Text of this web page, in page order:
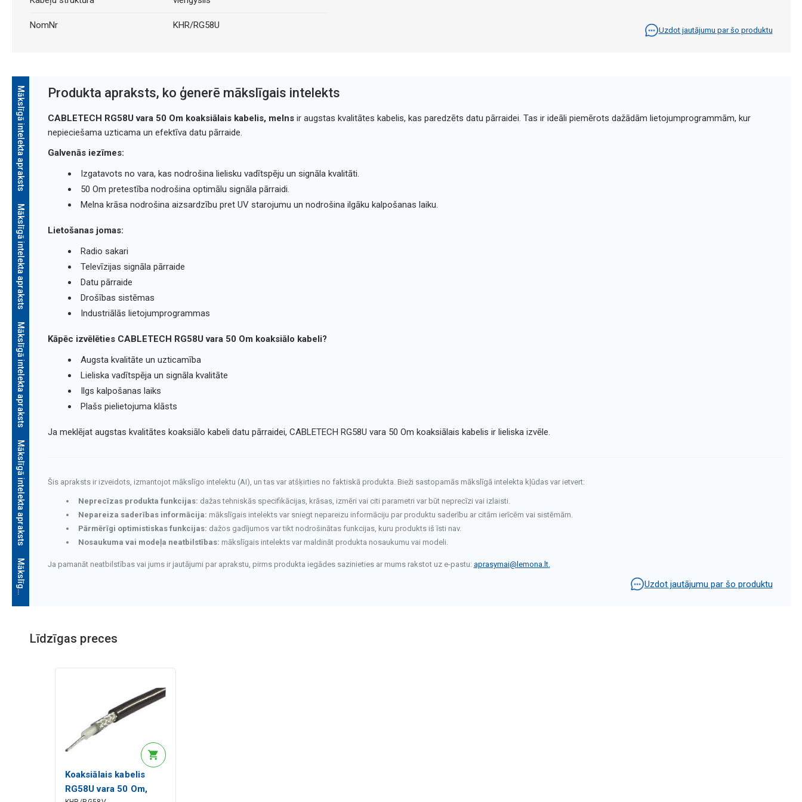
NomNr KHR/RG58U Uzdot jautājumu par šo produktu
Mākslīgā intelekta apraksts
Mākslīgā intelekta apraksts
Mākslīgā intelekta apraksts
Mākslīgā intelekta apraksts
M
ā
k
s
l
ī
g
ā
i
n
t
e
l
e
k
t
a
a
p
r
a
k
s
t
s
Produkta apraksts, ko ģenerē mākslīgais intelekts
CABLETECH RG58U vara 50 Om koaksiālais kabelis, melnsir augstas kvalitātes kabelis, kas paredzēts datu pārraidei. Tas ir ideāli piemērots dažādām lietojumprogrammām, kur
nepieciešama uzticama un efektīva datu pārraide.
Galvenās iezīmes:
Izgatavots no vara, kas nodrošina lielisku vadītspēju un signāla kvalitāti.
50 Om pretestība nodrošina optimālu signāla pārraidi.
Melna krāsa nodrošina aizsardzību pret UV starojumu un nodrošina ilgāku kalpošanas laiku.
Lietošanas jomas:
Radio sakari
Televīzijas signāla pārraide
Datu pārraide
Drošības sistēmas
Industriālās lietojumprogrammas
Kāpēc izvēlēties CABLETECH RG58U vara 50 Om koaksiālo kabeli?
Augsta kvalitāte un uzticamība
Lieliska vadītspēja un signāla kvalitāte
Ilgs kalpošanas laiks
Plašs pielietojuma klāsts
Ja meklējat augstas kvalitātes koaksiālo kabeli datu pārraidei, CABLETECH RG58U vara 50 Om koaksiālais kabelis ir lieliska izvēle.
Šis apraksts ir izveidots, izmantojot mākslīgo intelektu (AI), un tas var atšķirties no faktiskā produkta. Bieži sastopamās mākslīgā intelekta kļūdas var ietvert:
Neprecīzas produkta funkcijas: dažas tehniskās specifikācijas, krāsas, izmēri vai citi parametri var būt neprecīzi vai izlaisti.
Nepareiza saderības informācija: mākslīgais intelekts var sniegt nepareizu informāciju par produktu saderību ar citām ierīcēm vai sistēmām.
Pārmērīgi optimistiskas funkcijas: dažos gadījumos var tikt nodrošinātas funkcijas, kuru produkts iš īsti nav.
Nosaukuma vai modeļa neatbilstības: mākslīgais intelekts var maldināt produkta nosaukumu vai modeli.
Ja pamanāt neatbilstības vai jums ir jautājumi par aprakstu, pirms produkta iegādes sazinieties ar mums rakstot uz e-pastu: aprasymai@lemona.lt.
Uzdot jautājumu par šo produktu
Līdzīgas preces
Koaksiālais kabelis
RG58U vara 50 Om,